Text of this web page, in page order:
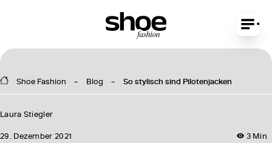
Shoe Fashion Blog So stylisch sind Pilotenjacken
Laura Stiegler
3 Min
29. Dezember 2021